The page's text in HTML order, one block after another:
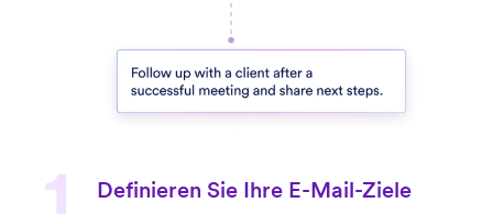
Definieren Sie Ihre E-Mail-Ziele